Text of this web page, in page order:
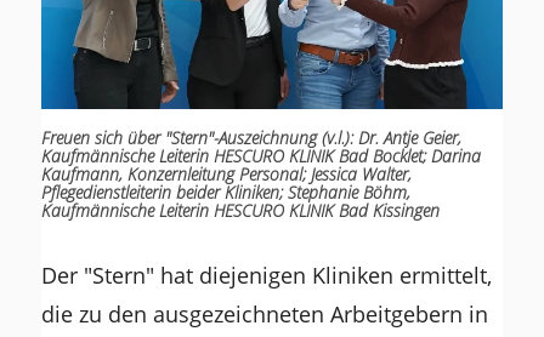
Freuen sich über "Stern"-Auszeichnung (v.l.): Dr. Antje Geier,
Kaufmännische Leiterin HESCURO KLINIK Bad Bocklet; Darina
Kaufmann, Konzernleitung Personal; Jessica Walter,
Pflegedienstleiterin beider Kliniken; Stephanie Böhm,
Kaufmännische Leiterin HESCURO KLINIK Bad Kissingen
Der "Stern" hat diejenigen Kliniken ermittelt,
die zu den ausgezeichneten Arbeitgebern in